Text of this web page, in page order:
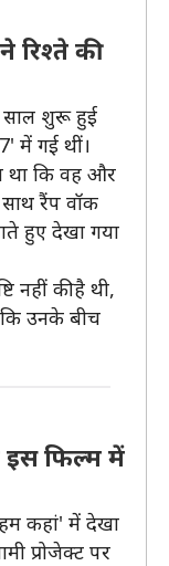
रिश्ते की
साल शुरू हुई
में गई थीं।
था कि वह और
रैंप वॉक
हुए देखा गया
नहीं की है थी,
उनके बीच
इस फिल्म में
कहां' में देखा
प्रोजेक्ट पर